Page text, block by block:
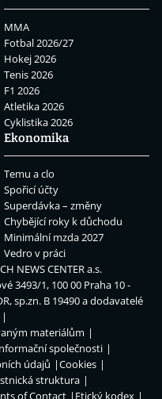
MMA
Fotbal 2026/27
Hokej 2026
Tenis 2026
F1 2026
Atletika 2026
Cyklistika 2026
Ekonomika
Temu a clo
Spořicí účty
Superdávka – změny
Chybějící roky k důchodu
Minimální mzda 2027
Vedro v práci
NEWS CENTER a.s.
3493/1, 100 00 Praha 10 -
sp.zn. B 19490 a dodavatelé
materiálům
společnosti
údajů
Cookies
struktura
of Contact
Etický kodex